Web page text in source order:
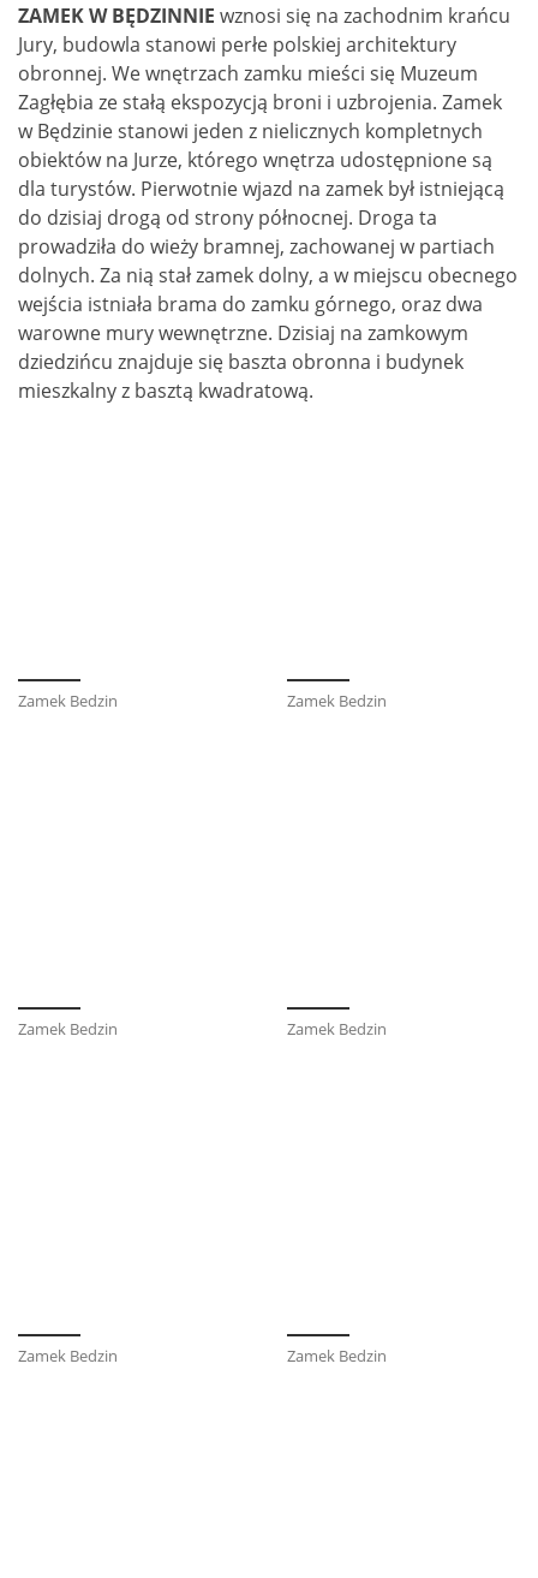
ZAMEK W BĘDZINNIE wznosi się na zachodnim krańcu
Jury, budowla stanowi perłe polskiej architektury
obronnej. We wnętrzach zamku mieści się Muzeum
Zagłębia ze stałą ekspozycją broni i uzbrojenia. Zamek
w Będzinie stanowi jeden z nielicznych kompletnych
obiektów na Jurze, którego wnętrza udostępnione są
dla turystów. Pierwotnie wjazd na zamek był istniejącą
do dzisiaj drogą od strony północnej. Droga ta
prowadziła do wieży bramnej, zachowanej w partiach
dolnych. Za nią stał zamek dolny, a w miejscu obecnego
wejścia istniała brama do zamku górnego, oraz dwa
warowne mury wewnętrzne. Dzisiaj na zamkowym
dziedzińcu znajduje się baszta obronna i budynek
mieszkalny z basztą kwadratową.
Zamek Bedzin Zamek Bedzin
Zamek Bedzin Zamek Bedzin
Zamek Bedzin Zamek Bedzin